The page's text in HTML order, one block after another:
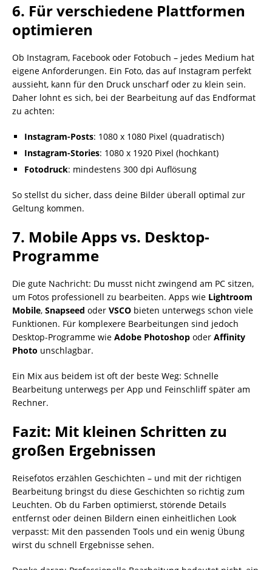
6. Für verschiedene Plattformen
optimieren
Ob Instagram, Facebook oder Fotobuch – jedes Medium hat
eigene Anforderungen. Ein Foto, das auf Instagram perfekt
aussieht, kann für den Druck unscharf oder zu klein sein.
Daher lohnt es sich, bei der Bearbeitung auf das Endformat
zu achten:
Instagram-Posts: 1080 x 1080 Pixel (quadratisch)
Instagram-Stories: 1080 x 1920 Pixel (hochkant)
Fotodruck: mindestens 300 dpi Auflösung
So stellst du sicher, dass deine Bilder überall optimal zur
Geltung kommen.
7. Mobile Apps vs. Desktop-
Programme
Die gute Nachricht: Du musst nicht zwingend am PC sitzen,
um Fotos professionell zu bearbeiten. Apps wie Lightroom
Mobile, Snapseed oder VSCO bieten unterwegs schon viele
Funktionen. Für komplexere Bearbeitungen sind jedoch
Desktop-Programme wie Adobe Photoshop oder Affinity
Photo unschlagbar.
Ein Mix aus beidem ist oft der beste Weg: Schnelle
Bearbeitung unterwegs per App und Feinschliff später am
Rechner.
Fazit: Mit kleinen Schritten zu
großen Ergebnissen
Reisefotos erzählen Geschichten – und mit der richtigen
Bearbeitung bringst du diese Geschichten so richtig zum
Leuchten. Ob du Farben optimierst, störende Details
entfernst oder deinen Bildern einen einheitlichen Look
verpasst: Mit den passenden Tools und ein wenig Übung
wirst du schnell Ergebnisse sehen.